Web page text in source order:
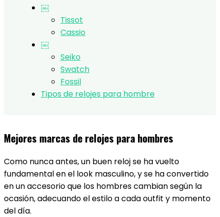
￼
Tissot
Cassio
￼
Seiko
Swatch
Fossil
Tipos de relojes para hombre
Mejores marcas de relojes para hombres
Como nunca antes, un buen reloj se ha vuelto
fundamental en el look masculino, y se ha convertido
en un accesorio que los hombres cambian según la
ocasión, adecuando el estilo a cada outfit y momento
del día.